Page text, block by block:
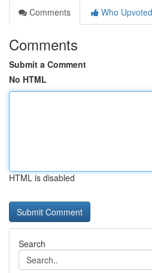
Comments
Who Upvoted
Comments
Submit a Comment
No HTML
HTML is disabled
Search